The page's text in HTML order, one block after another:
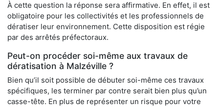
À cette question la réponse sera affirmative. En effet, il est
obligatoire pour les collectivités et les professionnels de
dératiser leur environnement. Cette disposition est régie
par des arrêtés préfectoraux.
Peut-on procéder soi-même aux travaux de
dératisation à Malzéville ?
Bien qu’il soit possible de débuter soi-même ces travaux
spécifiques, les terminer par contre serait bien plus qu’un
casse-tête. En plus de représenter un risque pour votre